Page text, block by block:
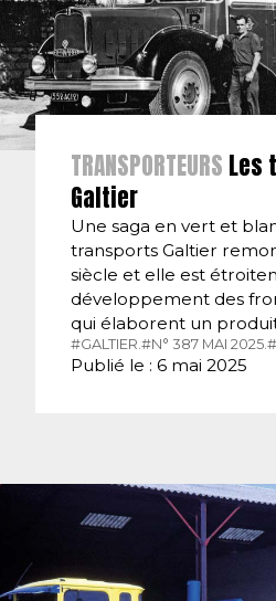
TRANSPORTEURS Les
Galtier
Une saga en vert et
transports Galtier
siècle et elle est
développement des
qui élaborent un
#GALTIER.#N° 387 MAI 2025.
Publié le : 6 mai 2025